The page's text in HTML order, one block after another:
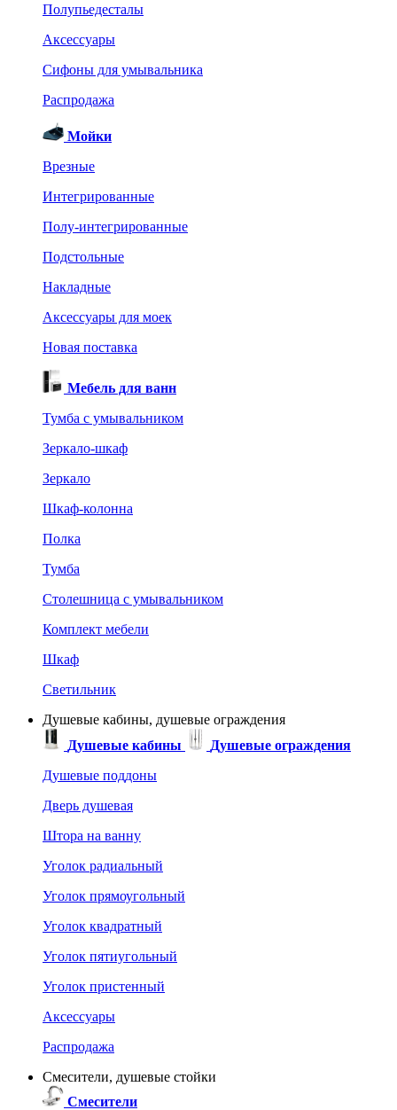
Полупьедесталы
Аксессуары
Сифоны для умывальника
Распродажа
Мойки
Врезные
Интегрированные
Полу-интегрированные
Подстольные
Накладные
Аксессуары для моек
Новая поставка
Мебель для ванн
Тумба с умывальником
Зеркало-шкаф
Зеркало
Шкаф-колонна
Полка
Тумба
Столешница с умывальником
Комплект мебели
Шкаф
Светильник
Душевые кабины, душевые ограждения
Душевые кабины
Душевые ограждения
Душевые поддоны
Дверь душевая
Штора на ванну
Уголок радиальный
Уголок прямоугольный
Уголок квадратный
Уголок пятиугольный
Уголок пристенный
Аксессуары
Распродажа
Смесители, душевые стойки
Смесители